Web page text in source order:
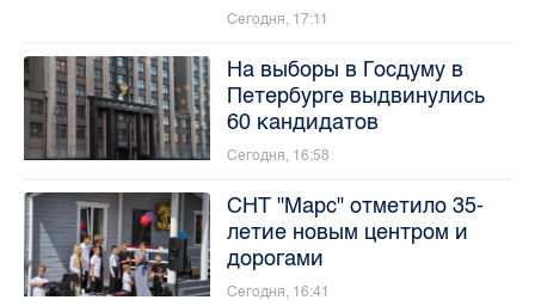
Сегодня, 17:11
На выборы в Госдуму в
Петербурге выдвинулись
60 кандидатов
Сегодня, 16:58
СНТ "Марс" отметило 35-
летие новым центром и
дорогами
Сегодня, 16:41